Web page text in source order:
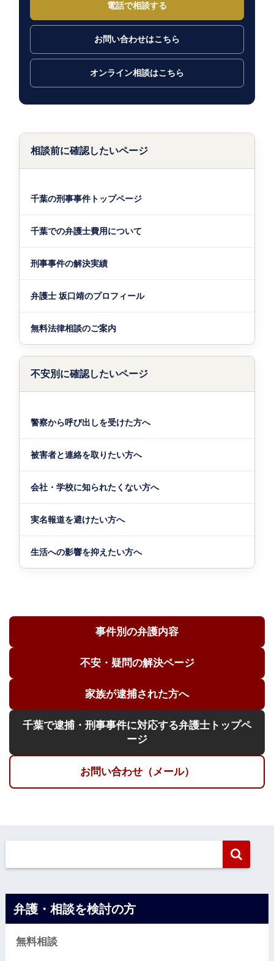
電話で相談する
お問い合わせはこちら
オンライン相談はこちら
相談前に確認したいページ
千葉の刑事事件トップページ
千葉での弁護士費用について
刑事事件の解決実績
弁護士 坂口靖のプロフィール
無料法律相談のご案内
不安別に確認したいページ
警察から呼び出しを受けた方へ
被害者と連絡を取りたい方へ
会社・学校に知られたくない方へ
実名報道を避けたい方へ
生活への影響を抑えたい方へ
事件別の弁護内容
不安・疑問の解決ページ
家族が逮捕された方へ
千葉で逮捕・刑事事件に対応する弁護士トップペ
ージ
お問い合わせ（メール）
弁護・相談を検討の方
無料相談